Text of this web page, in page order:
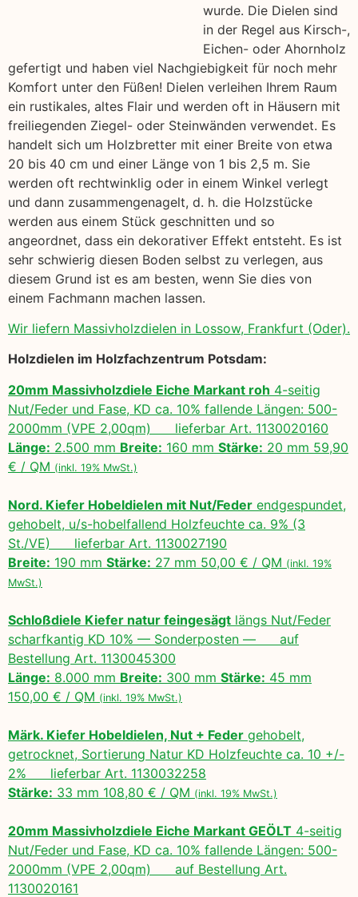
wurde. Die Dielen sind
in der Regel aus Kirsch-,
Eichen- oder Ahornholz
gefertigt und haben viel Nachgiebigkeit für noch mehr
Komfort unter den Füßen! Dielen verleihen Ihrem Raum
ein rustikales, altes Flair und werden oft in Häusern mit
freiliegenden Ziegel- oder Steinwänden verwendet. Es
handelt sich um Holzbretter mit einer Breite von etwa
20 bis 40 cm und einer Länge von 1 bis 2,5 m. Sie
werden oft rechtwinklig oder in einem Winkel verlegt
und dann zusammengenagelt, d. h. die Holzstücke
werden aus einem Stück geschnitten und so
angeordnet, dass ein dekorativer Effekt entsteht. Es ist
sehr schwierig diesen Boden selbst zu verlegen, aus
diesem Grund ist es am besten, wenn Sie dies von
einem Fachmann machen lassen.
Wir liefern Massivholzdielen in Lossow, Frankfurt (Oder).
Holzdielen im Holzfachzentrum Potsdam:
20mm Massivholzdiele Eiche Markant roh 4-seitig
Nut/Feder und Fase, KD ca. 10% fallende Längen: 500-
2000mm (VPE 2,00qm) lieferbar Art. 1130020160
Länge: 2.500 mm Breite: 160 mm Stärke: 20 mm 59,90
€ / QM (inkl. 19% MwSt.)
Nord. Kiefer Hobeldielen mit Nut/Feder endgespundet,
gehobelt, u/s-hobelfallend Holzfeuchte ca. 9% (3
St./VE) lieferbar Art. 1130027190
Breite: 190 mm Stärke: 27 mm 50,00 € / QM (inkl. 19%
MwSt.)
Schloßdiele Kiefer natur feingesägt längs Nut/Feder
scharfkantig KD 10% — Sonderposten — auf
Bestellung Art. 1130045300
Länge: 8.000 mm Breite: 300 mm Stärke: 45 mm
150,00 € / QM (inkl. 19% MwSt.)
Märk. Kiefer Hobeldielen, Nut + Feder gehobelt,
getrocknet, Sortierung Natur KD Holzfeuchte ca. 10 +/-
2% lieferbar Art. 1130032258
Stärke: 33 mm 108,80 € / QM (inkl. 19% MwSt.)
20mm Massivholzdiele Eiche Markant GEÖLT 4-seitig
Nut/Feder und Fase, KD ca. 10% fallende Längen: 500-
2000mm (VPE 2,00qm) auf Bestellung Art.
1130020161